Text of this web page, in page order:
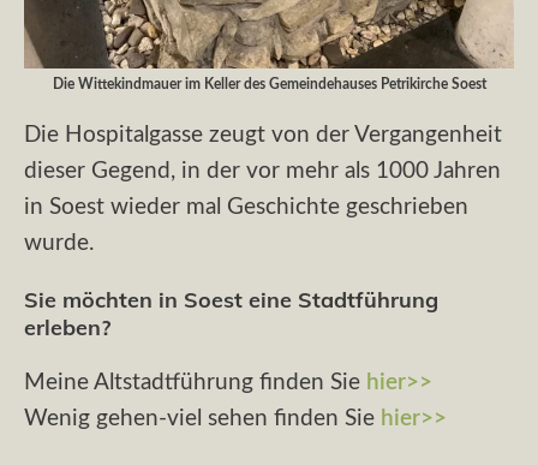
Die Wittekindmauer im Keller des Gemeindehauses Petrikirche Soest
Die Hospitalgasse zeugt von der Vergangenheit
dieser Gegend, in der vor mehr als 1000 Jahren
in Soest wieder mal Geschichte geschrieben
wurde.
Sie möchten in Soest eine Stadtführung
erleben?
Meine Altstadtführung finden Sie hier>>
Wenig gehen-viel sehen finden Sie hier>>